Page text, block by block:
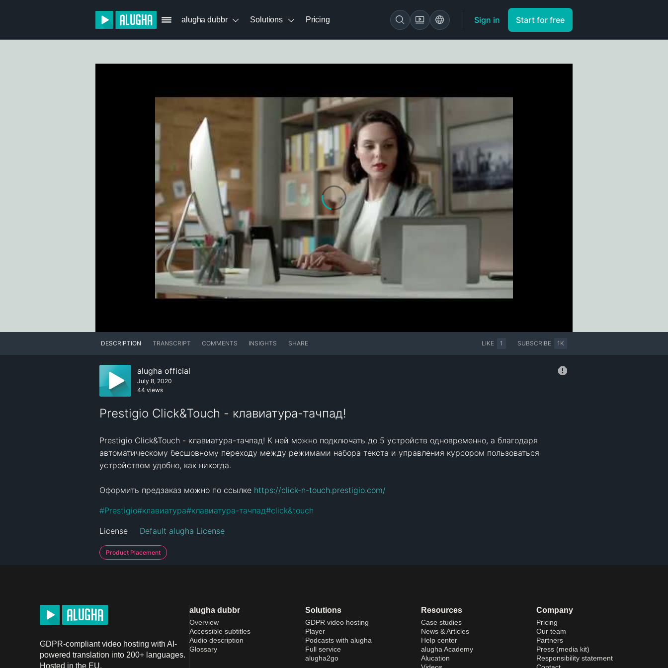
alugha dubbr Solutions Pricing Sign in Start for free
DESCRIPTION TRANSCRIPT COMMENTS INSIGHTS SHARE LIKE 1 SUBSCRIBE 1K
alugha official
July 8, 2020
44 views
Prestigio Click&Touch - клавиатура-тачпад!
Prestigio Click&Touch - клавиатура-тачпад! К ней можно подключать до 5 устройств одновременно, а благодаря
автоматическому бесшовному переходу между режимами набора текста и управления курсором пользоваться
устройством удобно, как никогда.
Оформить предзаказ можно по ссылке https://click-n-touch.prestigio.com/
#Prestigio#клавиатура#клавиатура-тачпад#click&touch
License Default alugha License
Product Placement
GDPR-compliant video hosting with AI-
powered translation into 200+ languages.
Hosted in the EU.
alugha dubbr
Overview
Accessible subtitles
Audio description
Glossary
Solutions
GDPR video hosting
Player
Podcasts with alugha
Full service
alugha2go
Resources
Case studies
News & Articles
Help center
alugha Academy
Alucation
Company
Pricing
Our team
Partners
Press (media kit)
Responsibility statement